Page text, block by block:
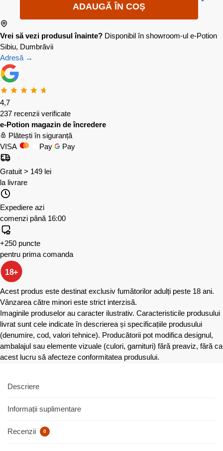
ADAUGĂ ÎN COȘ
Vrei să vezi produsul înainte? Disponibil în showroom-ul e-Potion
Sibiu, Dumbrăvii
Adresă →
4,7
237 recenzii verificate
e-Potion magazin de încredere
Plătești în siguranță
VISA
Pay Pay
Gratuit > 149 lei
la livrare
Expediere azi
comenzi până 16:00
+250 puncte
pentru prima comanda
18+
Acest produs este destinat exclusiv fumătorilor adulți peste 18 ani.
Vânzarea către minori este strict interzisă.
Imaginile produselor au caracter ilustrativ. Caracteristicile produsului
livrat sunt cele indicate în descrierea și specificațiile produsului
(denumire, cod, valori tehnice). Producătorii pot modifica designul,
ambalajul sau elemente vizuale (culori, garnituri) fără preaviz, fără ca
acest lucru să afecteze conformitatea produsului.
Descriere
Informații suplimentare
Recenzii 0